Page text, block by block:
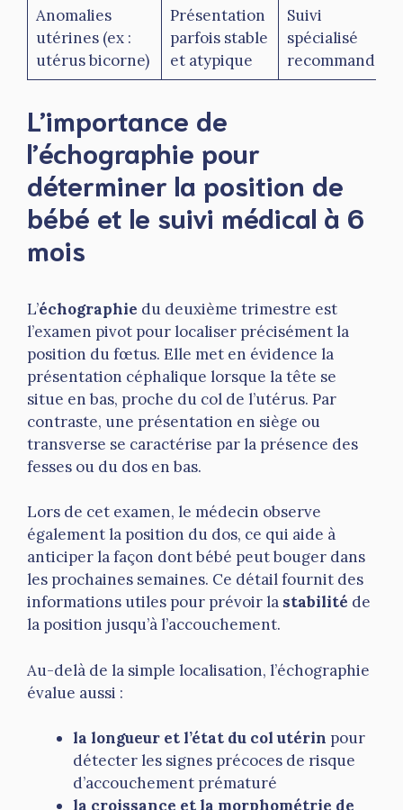
Anomalies
utérines (ex :
utérus bicorne)
Présentation
parfois stable
et atypique
Suivi
spécialisé
recommandé
L’importance de
l’échographie pour
déterminer la position de
bébé et le suivi médical à 6
mois
L’échographie du deuxième trimestre est
l’examen pivot pour localiser précisément la
position du fœtus. Elle met en évidence la
présentation céphalique lorsque la tête se
situe en bas, proche du col de l’utérus. Par
contraste, une présentation en siège ou
transverse se caractérise par la présence des
fesses ou du dos en bas.
Lors de cet examen, le médecin observe
également la position du dos, ce qui aide à
anticiper la façon dont bébé peut bouger dans
les prochaines semaines. Ce détail fournit des
informations utiles pour prévoir la stabilité de
la position jusqu’à l’accouchement.
Au-delà de la simple localisation, l’échographie
évalue aussi :
la longueur et l’état du col utérin pour
détecter les signes précoces de risque
d’accouchement prématuré
la croissance et la morphométrie de